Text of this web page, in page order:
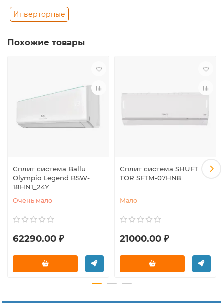
Инверторные
Похожие товары
Сплит система Ballu
Olympio Legend BSW-
18HN1_24Y
Очень мало
62290.00 ₽
Сплит система SHUFT
TOR SFTM-07HN8
Мало
21000.00 ₽